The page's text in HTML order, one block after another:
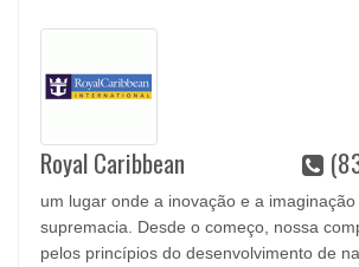
Royal Caribbean
um lugar onde a inovação e a
supremacia. Desde o começo, nossa
pelos princípios do desenvolvimento de